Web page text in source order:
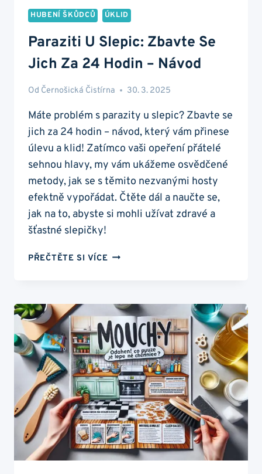
HUBENÍ ŠKŮDCŮ ÚKLID
Paraziti U Slepic: Zbavte Se
Jich Za 24 Hodin – Návod
Od Černošická Čistírna 30. 3. 2025
Máte problém s parazity u slepic? Zbavte se
jich za 24 hodin – návod, který vám přinese
úlevu a klid! Zatímco vaši opeření přátelé
sehnou hlavy, my vám ukážeme osvědčené
metody, jak se s těmito nezvanými hosty
efektně vypořádat. Čtěte dál a naučte se,
jak na to, abyste si mohli užívat zdravé a
šťastné slepičky!
PŘEČTĚTE SI VÍCE PARAZITI
SE
JICH
ZA
24
HODIN
–
NÁVOD